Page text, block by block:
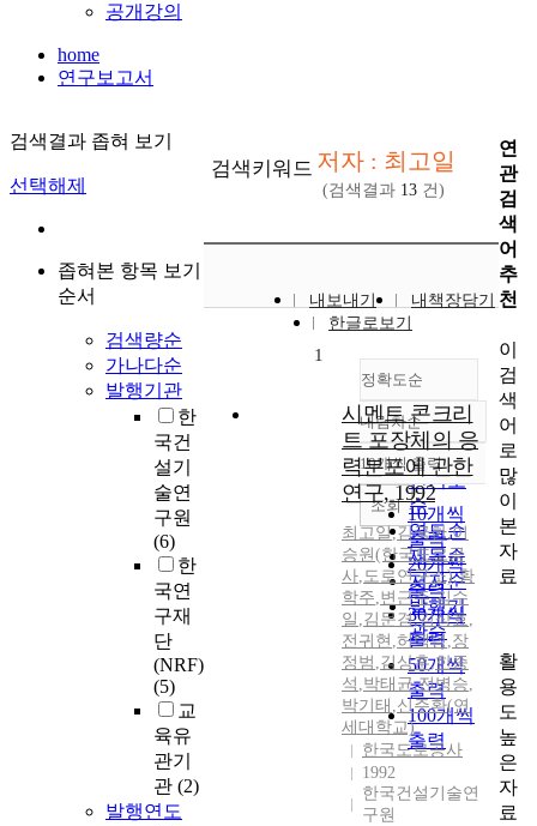
공개강의
home
연구보고서
검색결과 좁혀 보기
선택해제
좁혀본 항목 보기
순서
검색량순
가나다순
발행기관
한
국건
설기
술연
구원
(6)
한
국연
구재
단
(NRF)
(5)
교
육유
관기
관 (2)
발행연도
검색키워드 저자 : 최고일
(검색결과 13 건)
내보내기
내책장담기
한글로보기
정확도순
정확도
순
인기도
순
연도순
제목순
저자순
발행기
관순
내림차순
내림차순
10개씩 출력
10개씩
출력
20개씩
출력
30개씩
출력
50개씩
출력
100개씩
출력
조회
1
시멘트 콘크리
트 포장체의 응
력분포에 관한
연구, 1992
최고일,김국한,이
승원(한국도로공
사,도로연구소),황
학주,변근주,김수
일 ,김문겸,김상효 ,
전귀현 ,허택녕,장
정범 ,김상훈,한종
석 ,박태균,전병승,
박기태 ,신주환(연
세대학교)
한국도로공사
1992
한국건설기술연
구원
연
관
검
색
어
추
천
이
검
색
어
로
많
이
본
자
료
활
용
도
높
은
자
료